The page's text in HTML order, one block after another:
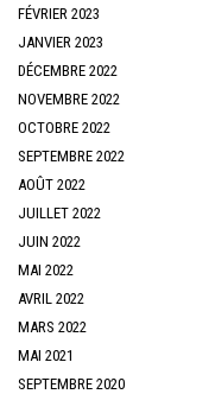
FÉVRIER 2023
JANVIER 2023
DÉCEMBRE 2022
NOVEMBRE 2022
OCTOBRE 2022
SEPTEMBRE 2022
AOÛT 2022
JUILLET 2022
JUIN 2022
MAI 2022
AVRIL 2022
MARS 2022
MAI 2021
SEPTEMBRE 2020